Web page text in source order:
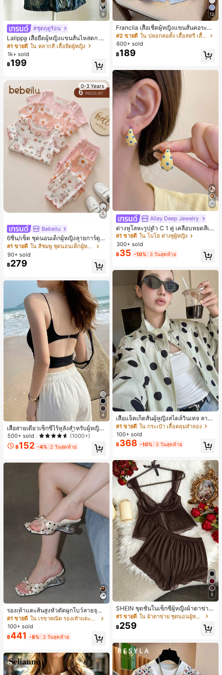
9
#ชุดฤดูร้อน
Lalippa เสื้อยืดผู้หญิงแขนสั้นไหล่ตก ค
อวีปกเสื้อ ลายพิมพ์ดิจิทัลลายทาง สไตล์
สปอร์ตแฟชั่นมินิมอล ของขวัญสำหรับเ
พื่อน
#1 ขายดี ใน หลากสี เสื้อยืดผู้หญิง
1k+ sold
฿199
0-3 Years
Bebeilu
6ชิ้น/เซ็ต ชุดนอนเด็กผู้หญิงลายการ์ตูน
หมีและดอกไม้ คอกลม แขนสั้น กางเกง
ขาสั้น ขอบระบาย สวมใส่สบาย
#1 ขายดี
ใน สีชมพู ชุดนอนเด็กผู้หญิง
90+ sold
฿279
4
เสื้อสายเดี่ยวเซ็กซี่ไร้หลังสำหรับผู้หญิง
พร้อมบราแบบมีฟองน้ำ, เสื้อกล้ามแขน
กุด, เสื้อลำลองสีดำสำหรับฤดูร้อน
500+ sold (1000+)
฿152 -4% 2 วันสุดท้าย
รองเท้าแตะส้นสูงหัวตัดผูกโบว์ลายจุดส
ายเดี่ยวส้นไม่สมมาตรสำหรับผู้หญิง, รอ
งเท้าแตะส้นสูงหนังเทียมสีขาวหรูหรา
สำหรับฤดูร้อน
#1 ขายดี
ใน เรขาคณิต รองเท้าแตะส้นสูงผู้หญิง
100+ sold
฿441 -8% 3 วันสุดท้าย
12
Franclia เสื้อเชิ้ตผู้หญิงแขนสั้นคอระบา
ยกระดุมเดี่ยวลายทาง
#2 ขายดี
ใน ปลอกคอตั้ง เสื้อสตรี เสื้อเบลาส์ & Tee
600+ sold
฿189
Alley Deep Jewelry
ต่างหูโลหะรูปตัว C 1 คู่ เคลือบหยดสีเห
ลือง ลายจุดสีน้ำเงิน สไตล์ยุโรปและอเม
ริกัน แฟชั่นส่วนตัว หวานและสง่างาม
สำหรับผู้หญิงและเด็กหญิง สำหรับการเ
ดินทาง งานแต่งงาน ปาร์ตี้ วันเกิด ของ
#1 ขายดี ใน โบโฮ ต่างหูผู้หญิง
ลูกค้ากลับมาซื้อซ้ำ!
เกือบหมดแล้ว!
#1 ขายดี ใน โบโฮ ต่างหูผู้หญิง
ลูกค้ากลับมาซื้อซ้ำ!
เกือบหมดแล้ว!
#1 ขายดี ใน โบโฮ ต่างหูผู้หญิง
ลูกค้ากลับมาซื้อซ้ำ!
เกือบหมดแล้ว!
#1 ขายดี ใน โบโฮ ต่างหูผู้หญิง
เกือบหมดแล้ว!
300+ sold
฿35 -10% 3 วันสุดท้าย
เสื้อแจ็คเก็ตสั้นผู้หญิงสไตล์วินเทจ ลายจุ
ดขนาดใหญ่ คอตั้ง เอวเข้ารูป แขนพอง
ทรงหลวม แฟชั่นอเนกประสงค์ สำหรับใ
ส่ประจำวันและไปเที่ยวพักผ่อน
#1 ขายดี
ใน กระเป๋า เสื้อคลุมลำลอง
ลูกค้ากลับมาซื้อซ้ำ!
#1 ขายดี ใน กระเป๋า เสื้อคลุมลำลอง
ลูกค้ากลับมาซื้อซ้ำ!
#1 ขายดี ใน กระเป๋า เสื้อคลุมลำลอง
ลูกค้ากลับมาซื้อซ้ำ!
#1 ขายดี ใน กระเป๋า เสื้อคลุมลำลอง
100+ sold
฿368 -10% 3 วันสุดท้าย
5
SHEIN ชุดชั้นในเซ็กซี่ผู้หญิงผ้าตาข่าย
มีโครงคัพบาง
#1 ขายดี ใน ผ้าตาข่าย ชุดนอนผู้หญิง
฿259